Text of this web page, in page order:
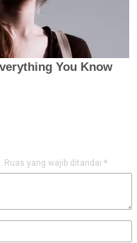
Ruas yang wajib ditandai *